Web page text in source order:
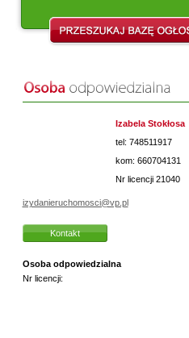
Izabela Stokłosa
tel: 748511917
kom: 660704131
Nr licencji 21040
izydanieruchomosci@vp.pl
Kontakt
Osoba odpowiedzialna
Nr licencji: